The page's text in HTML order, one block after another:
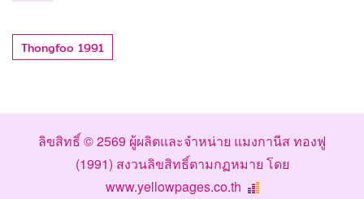
Thongfoo 1991
ลิขสิทธิ์ © 2569 ผู้ผลิตและจำหน่าย แมงกานีส ทองฟู
(1991) สงวนลิขสิทธิ์ตามกฏหมาย โดย
www.yellowpages.co.th